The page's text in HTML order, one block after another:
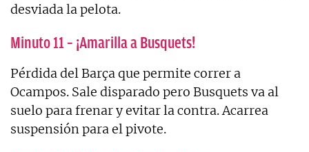
desviada la pelota.
Minuto 11 – ¡Amarilla a Busquets!
Pérdida del Barça que permite correr a
Ocampos. Sale disparado pero Busquets va al
suelo para frenar y evitar la contra. Acarrea
suspensión para el pivote.